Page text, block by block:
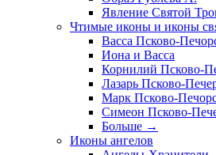
Явление Святой
Чтимые иконы и иконы
Васса Псково-
Иона и Васса
Корнилий Псково-
Лазарь Псково-
Марк Псково-
Симеон Псково-
Больше →
Иконы ангелов